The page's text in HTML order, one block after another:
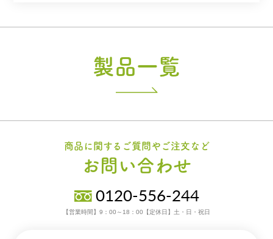
製品一覧
商品に関するご質問やご注文など
お問い合わせ
0120-556-244
【営業時間】9：00～18：00【定休日】土・日・祝日